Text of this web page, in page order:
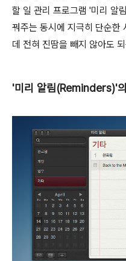
할 일 관리 프로그램 '미리 알
꿔주는 동시에 지극히 단순한
데 전혀 진땀을 빼지 않아도
'미리 알림(Reminders)'